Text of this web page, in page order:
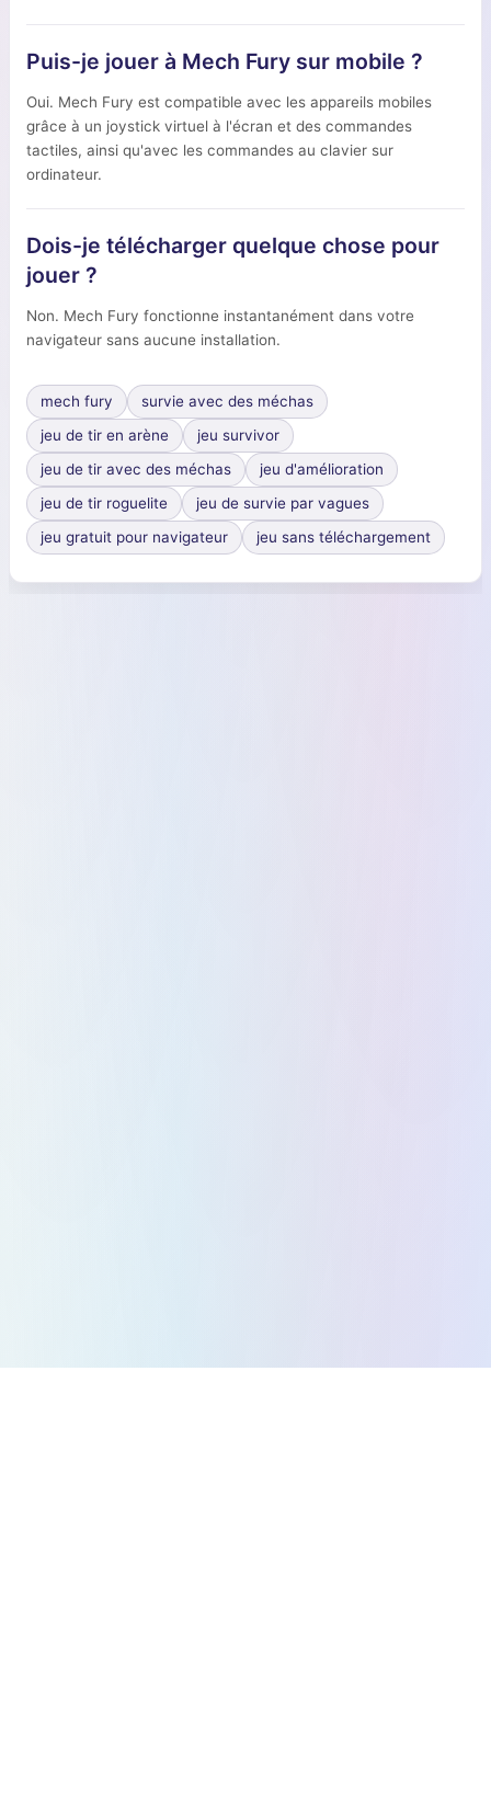
Puis-je jouer à Mech Fury sur mobile ?
Oui. Mech Fury est compatible avec les appareils mobiles
grâce à un joystick virtuel à l'écran et des commandes
tactiles, ainsi qu'avec les commandes au clavier sur
ordinateur.
Dois-je télécharger quelque chose pour
jouer ?
Non. Mech Fury fonctionne instantanément dans votre
navigateur sans aucune installation.
mech fury
survie avec des méchas
jeu de tir en arène
jeu survivor
jeu de tir avec des méchas
jeu d'amélioration
jeu de tir roguelite
jeu de survie par vagues
jeu gratuit pour navigateur
jeu sans téléchargement